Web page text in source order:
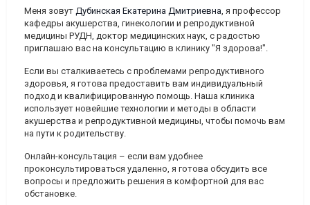
Меня зовут Дубинская Екатерина Дмитриевна , я профессор
кафедры акушерства, гинекологии и репродуктивной
медицины РУДН, доктор медицинских наук, с радостью
приглашаю вас на консультацию в клинику "Я здорова!".
Если вы сталкиваетесь с проблемами репродуктивного
здоровья, я готова предоставить вам индивидуальный
подход и квалифицированную помощь. Наша клиника
использует новейшие технологии и методы в области
акушерства и репродуктивной медицины, чтобы помочь вам
на пути к родительству.
Онлайн-консультация – если вам удобнее
проконсультироваться удаленно, я готова обсудить все
вопросы и предложить решения в комфортной для вас
обстановке.